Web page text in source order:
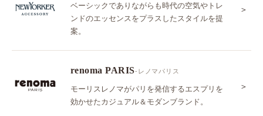
ベーシックでありながらも時代の空気やトレ
ンドのエッセンスをプラスしたスタイルを提
案。
＞
renoma PARIS-レノマパリス
モーリスレノマがパリを発信するエスプリを
効かせたカジュアル＆モダンブランド。
＞